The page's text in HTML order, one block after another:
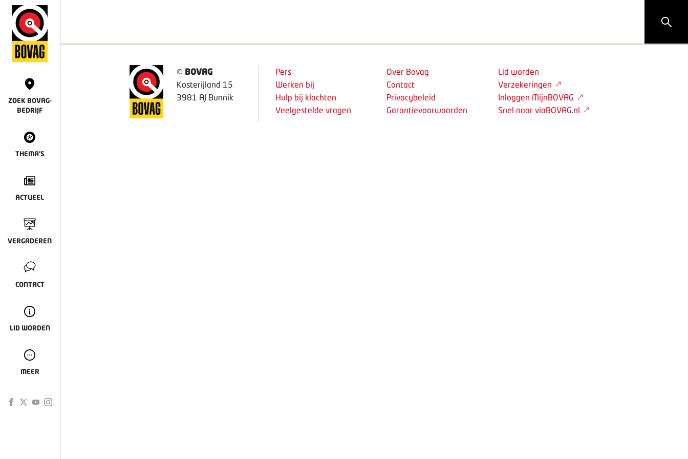
ZOEK BOVAG-
BEDRIJF
THEMA'S
ACTUEEL
VERGADEREN
CONTACT
LID WORDEN
MEER
© BOVAG
Kosterijland 15
3981 AJ Bunnik
Pers
Werken bij
Hulp bij klachten
Veelgestelde vragen
Over Bovag
Contact
Privacybeleid
Garantievoorwaarden
Lid worden
Verzekeringen
Inloggen MijnBOVAG
Snel naar viaBOVAG.nl